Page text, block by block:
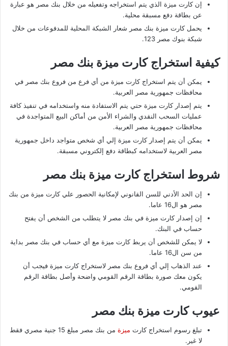
إن كارت ميزة الذي يتم استخراجه وتفعيله من خلال بنك مصر هو عبارة
عن بطاقة دفع مسبقة محلية.
يحمل كارت ميزة بنك مصر شعار الشبكة المحلية للمدفوعات من خلال
شبكة بنوك مصر 123.
كيفية استخراج كارت ميزة بنك مصر
يمكن أن يتم استخراج كارت ميزة من أي فرع من فروع بنك مصر في
محافظات جمهورية مصر العربية.
يتم إصدار كارت ميزة حتي يتم الاستفادة منه واستخدامه في تنفيذ كافة
عمليات السحب النقدي والشراء الأمن من أماكن البيع المتواجدة في
محافظات جمهورية مصر العربية.
يمكن أن يتم إصدار كارت ميزة إلي أي شخص متواجد داخل جمهورية
مصر العربية لاستخدامه كبطاقة دفع إلكتروني مسبقة.
شروط استخراج كارت ميزة بنك مصر
إن الحد الأدني للسن القانوني لإمكانية الحصور علي كارت ميزة من بنك
مصر هو ال16 عاما.
إن إصدار كارت ميزة في بنك مصر لا يتطلب من الشخص أن يفتح
حساب في البنك.
لا يمكن للشخص أن يربط كارت ميزة مع أي حساب في بنك مصر بداية
من سن ال16 عاما.
عند الذهاب إلي أي فروع بنك مصر لاستخراج كارت ميزة فيجب أن
يكون معك صورة بطاقة الرقم القومي واضحة وأصل بطاقة الرقم
القومي.
عيوب كارت ميزة بنك مصر
تبلغ رسوم استخراج كارت ميزة
من بنك مصر مبلغ 15 جنية مصري فقط
لا غير.